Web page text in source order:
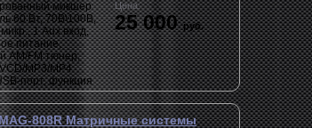
микшер
60 Вт, 70В\100В,
1 Aux вход,
питание,
AM/FM тюнер,
MP3/MP4
порт, функция
видео выход.
Цена:
25 000руб.
MAG-808R Матричные системы